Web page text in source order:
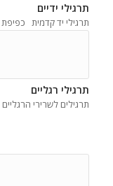
תרגילי ידיים
תרגילי יד קדמית
תרגילי רגליים
תרגילים לשרירי